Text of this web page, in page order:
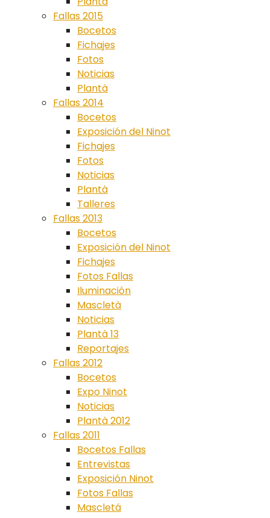
Fallas 2015
Bocetos
Fichajes
Fotos
Noticias
Plantà
Fallas 2014
Bocetos
Exposición del Ninot
Fichajes
Fotos
Noticias
Plantà
Talleres
Fallas 2013
Bocetos
Exposición del Ninot
Fichajes
Fotos Fallas
Iluminación
Mascletà
Noticias
Plantà 13
Reportajes
Fallas 2012
Bocetos
Expo Ninot
Noticias
Plantà 2012
Fallas 2011
Bocetos Fallas
Entrevistas
Exposición Ninot
Fotos Fallas
Mascletá